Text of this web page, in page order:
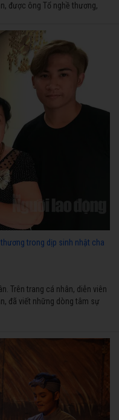
được ông Tổ nghề thương,
thành danh với nghiệp ca
trong dịp sinh nhật cha
Trên trang cá nhân, diễn viên
đã viết những dòng tâm sự